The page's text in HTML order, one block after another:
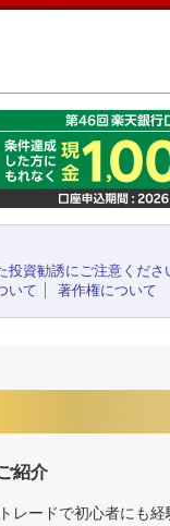
投資勧誘にご注意くださ
いて
著作権について
紹介
レードで初心者にも